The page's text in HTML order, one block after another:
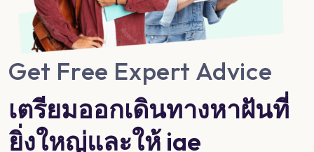
Get Free Expert Advice
เตรียมออกเดินทางหาฝันที่
ยิ่งใหญ่และให้ iae